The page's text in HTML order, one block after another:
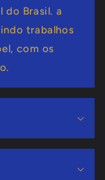
do Brasil. a
trabalhos
com os